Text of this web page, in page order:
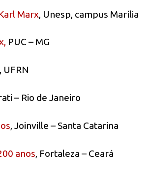
Marx, Unesp, campus Marília
PUC – MG
UFRN
– Rio de Janeiro
, Joinville – Santa Catarina
anos, Fortaleza – Ceará